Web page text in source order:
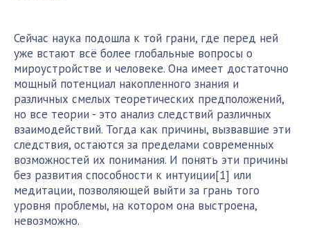
Сейчас наука подошла к той грани, где перед ней
уже встают всё более глобальные вопросы о
мироустройстве и человеке. Она имеет достаточно
мощный потенциал накопленного знания и
различных смелых теоретических предположений,
но все теории - это анализ следствий различных
взаимодействий. Тогда как причины, вызвавшие эти
следствия, остаются за пределами современных
возможностей их понимания. И понять эти причины
без развития способности к интуиции[1] или
медитации, позволяющей выйти за грань того
уровня проблемы, на котором она выстроена,
невозможно.